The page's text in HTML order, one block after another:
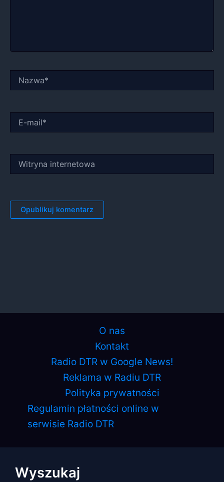
mail*
internetowa
O nas
Kontakt
Radio DTR w Google News!
Reklama w Radiu DTR
Polityka prywatności
Regulamin płatności online w
serwisie Radio DTR
Wyszukaj